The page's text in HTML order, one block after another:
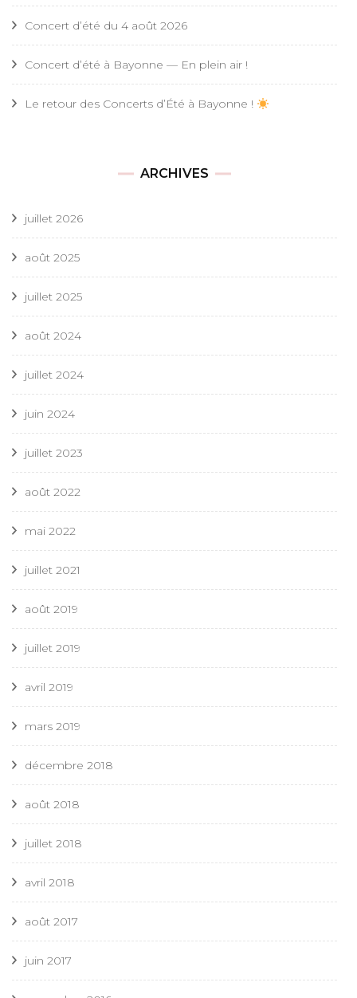
Concert d’été du 4 août 2026
Concert d’été à Bayonne — En plein air !
Le retour des Concerts d’Été à Bayonne !
ARCHIVES
juillet 2026
août 2025
juillet 2025
août 2024
juillet 2024
juin 2024
juillet 2023
août 2022
mai 2022
juillet 2021
août 2019
juillet 2019
avril 2019
mars 2019
décembre 2018
août 2018
juillet 2018
avril 2018
août 2017
juin 2017